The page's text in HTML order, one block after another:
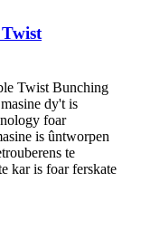
Twist Bunching
dy't is
foar
is ûntworpen
te
kar is foar ferskate